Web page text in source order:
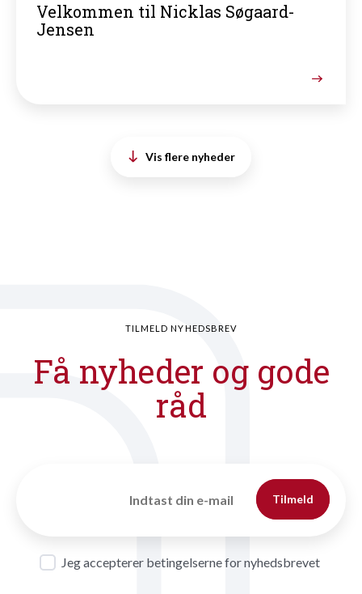
Velkommen til Nicklas Søgaard-
Jensen
Vis flere nyheder
TILMELD NYHEDSBREV
Få nyheder og gode
råd
Jeg accepterer betingelserne for nyhedsbrevet
Tilmeld